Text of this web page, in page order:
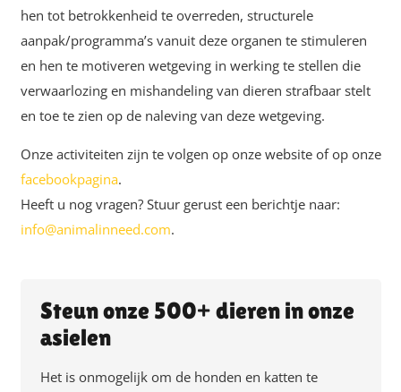
hen tot betrokkenheid te overreden, structurele
aanpak/programma’s vanuit deze organen te stimuleren
en hen te motiveren wetgeving in werking te stellen die
verwaarlozing en mishandeling van dieren strafbaar stelt
en toe te zien op de naleving van deze wetgeving.
Onze activiteiten zijn te volgen op onze website of op onze
facebookpagina.
Heeft u nog vragen? Stuur gerust een berichtje naar:
info@animalinneed.com.
Steun onze 500+ dieren in onze
asielen
Het is onmogelijk om de honden en katten te